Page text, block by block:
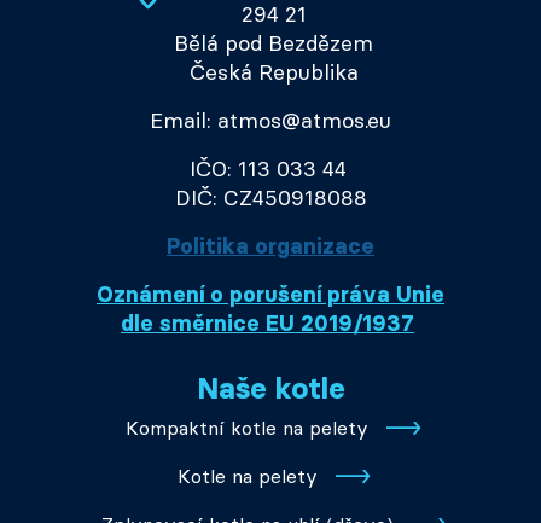
294 21
Bělá pod Bezdězem
Česká Republika
Email: atmos@atmos.eu
IČO: 113 033 44
DIČ: CZ450918088
Politika organizace
Oznámení o porušení práva Unie
dle směrnice EU 2019/1937
Naše kotle
Kompaktní kotle na pelety
Kotle na pelety